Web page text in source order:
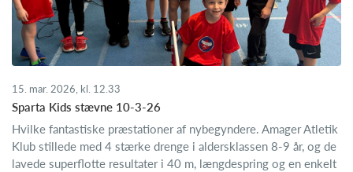
15. mar. 2026, kl. 12.33
Sparta Kids stævne 10-3-26
Hvilke fantastiske præstationer af nybegyndere. Amager Atletik
Klub stillede med 4 stærke drenge i aldersklassen 8-9 år, og de
lavede superflotte resultater i 40 m, længdespring og en enkelt